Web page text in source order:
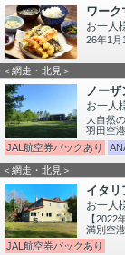
ワーク
お一人
26年1
＜網走・北見＞
ノーザ
お一人
大自然
羽田空
JAL航空券パックあり
＜網走・北見＞
イタ
お一人
【
満別空
JAL航空券パックあり